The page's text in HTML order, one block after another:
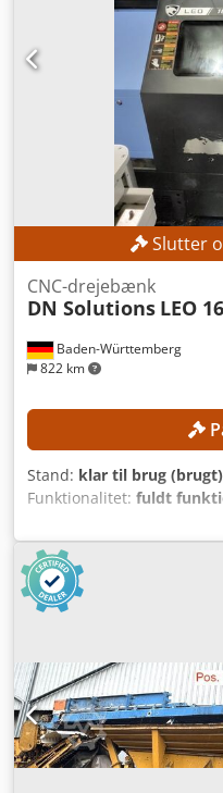
Slutter
Baden-Württemberg
822 km
CNC-drejebænk
DN Solutions LEO
Stand: klar til brug (brugt)
Funktionalitet: fuldt
300
spindelhastighed (maks.):
FANUC CNC
, Maskinen
varselperiode på tre dage.
drejediameter: ca. 300
spindelhastighed: 4.500
stationer
Maskinvægt: ca. 2.200 kg
Spindeltimer: ca. 4.300
eller uden transformator)
ved fuld belastning: 22,74